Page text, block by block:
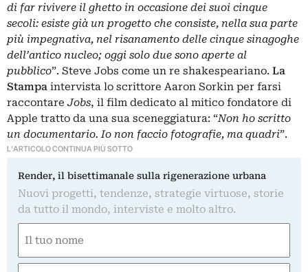
di far rivivere il ghetto in occasione dei suoi cinque
secoli: esiste già un progetto che consiste, nella sua parte
più impegnativa, nel risanamento delle cinque sinagoghe
dell’antico nucleo; oggi solo due sono aperte al
pubblico”. Steve Jobs come un re shakespeariano. La
Stampa intervista lo scrittore Aaron Sorkin per farsi
raccontare Jobs, il film dedicato al mitico fondatore di
Apple tratto da una sua sceneggiatura: “Non ho scritto
un documentario. Io non faccio fotografie, ma quadri”.
L'ARTICOLO CONTINUA PIÙ SOTTO
Render, il bisettimanale sulla rigenerazione urbana
Nuovi progetti, tendenze, strategie virtuose, storie
da tutto il mondo, interviste e molto altro.
(Required)